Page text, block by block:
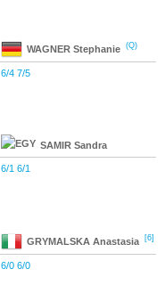
WAGNER Stephanie (Q)
6/4 7/5
SAMIR Sandra
6/1 6/1
GRYMALSKA Anastasia [6]
6/0 6/0